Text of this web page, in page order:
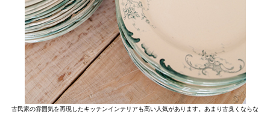
古民家の雰囲気を再現したキッチンインテリアも高い人気があります。あまり古臭くならな